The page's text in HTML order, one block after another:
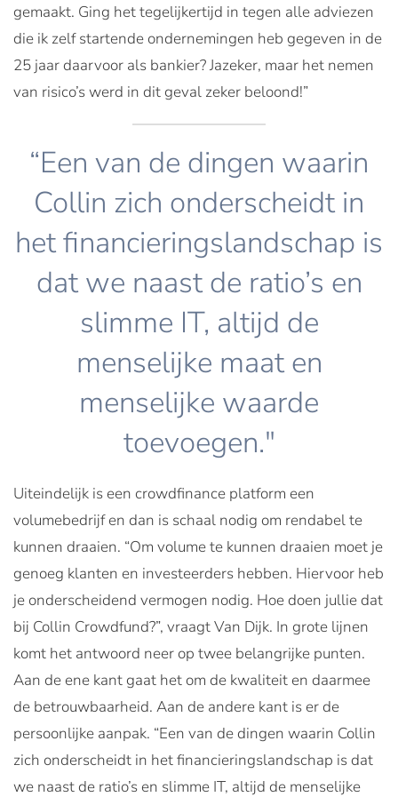
gemaakt. Ging het tegelijkertijd in tegen alle adviezen
die ik zelf startende ondernemingen heb gegeven in de
25 jaar daarvoor als bankier? Jazeker, maar het nemen
van risico’s werd in dit geval zeker beloond!”
“Een van de dingen waarin
Collin zich onderscheidt in
het financieringslandschap is
dat we naast de ratio’s en
slimme IT, altijd de
menselijke maat en
menselijke waarde
toevoegen."
Uiteindelijk is een crowdfinance platform een
volumebedrijf en dan is schaal nodig om rendabel te
kunnen draaien. “Om volume te kunnen draaien moet je
genoeg klanten en investeerders hebben. Hiervoor heb
je onderscheidend vermogen nodig. Hoe doen jullie dat
bij Collin Crowdfund?”, vraagt Van Dijk. In grote lijnen
komt het antwoord neer op twee belangrijke punten.
Aan de ene kant gaat het om de kwaliteit en daarmee
de betrouwbaarheid. Aan de andere kant is er de
persoonlijke aanpak. “Een van de dingen waarin Collin
zich onderscheidt in het financieringslandschap is dat
we naast de ratio’s en slimme IT, altijd de menselijke